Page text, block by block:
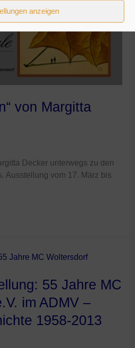
anzeigen
von Margitta
Decker unterwegs zu den
Ausstellung vom 17. März bis
55 Jahre MC
im ADMV –
1958-2013